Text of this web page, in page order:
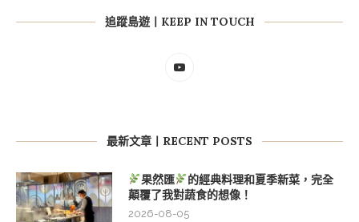
追蹤島遊丨KEEP IN TOUCH
最新文章丨RECENT POSTS
果然匯
的經典料理和夏季新菜，完全
顛覆了我對蔬食的想像！
2026-08-05